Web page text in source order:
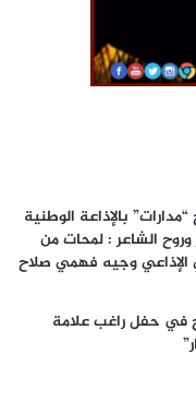
بالإذاعة الوطنية
الشاعر : لمحات من
الإذاعي وجيه فهمي صلاح
متفرج في حفل راغب علامة